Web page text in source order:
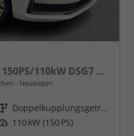
Sportline 1.5 eTSI mHEV 150PS/110kW DSG7 2026
Neuwagen
Getriebe
Doppelkupplungsgetriebe (DSG)
Leistung 110 kW (150 PS)